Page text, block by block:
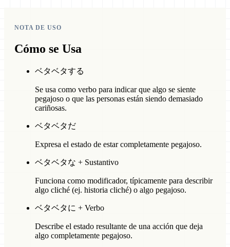
NOTA DE USO
Cómo se Usa
ベタベタする
Se usa como verbo para indicar que algo se siente
pegajoso o que las personas están siendo demasiado
cariñosas.
ベタベタだ
Expresa el estado de estar completamente pegajoso.
ベタベタな + Sustantivo
Funciona como modificador, típicamente para describir
algo cliché (ej. historia cliché) o algo pegajoso.
ベタベタに + Verbo
Describe el estado resultante de una acción que deja
algo completamente pegajoso.